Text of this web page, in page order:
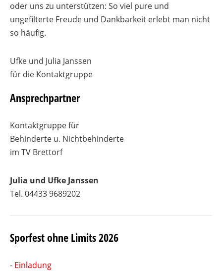
oder uns zu unterstützen: So viel pure und
ungefilterte Freude und Dankbarkeit erlebt man nicht
so häufig.
Ufke und Julia Janssen
für die Kontaktgruppe
Ansprechpartner
Kontaktgruppe für
Behinderte u. Nichtbehinderte
im TV Brettorf
Julia und Ufke Janssen
Tel. 04433 9689202
Sporfest ohne Limits 2026
- Einladung